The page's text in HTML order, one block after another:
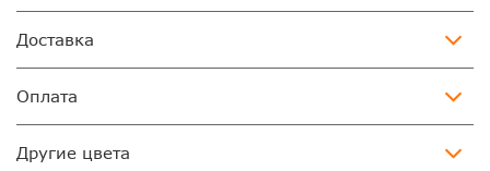
Доставка
Оплата
Другие цвета